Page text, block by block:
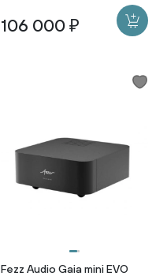
106 000 ₽
Fezz Audio Gaia mini EVO